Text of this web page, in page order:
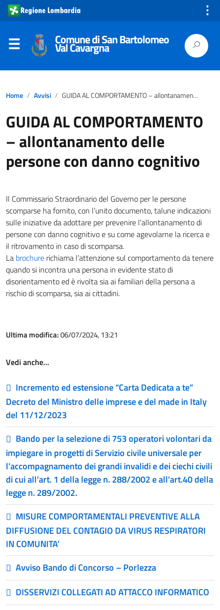
⋮
Comune di San Bartolomeo
Val Cavargna
Home Avvisi GUIDA AL COMPORTAMENTO – allontanamento delle persone con danno cognitivo
GUIDA AL COMPORTAMENTO
– allontanamento delle
persone con danno cognitivo
Il Commissario Straordinario del Governo per le persone
scomparse ha fornito, con l’unito documento, talune indicazioni
sulle iniziative da adottare per prevenire l’allontanamento di
persone con danno cognitivo e su come agevolarne la ricerca e
il ritrovamento in caso di scomparsa.
La brochure richiama l’attenzione sul comportamento da tenere
quando si incontra una persona in evidente stato di
disorientamento ed è rivolta sia ai familiari della persona a
rischio di scomparsa, sia ai cittadini.
Ultima modifica:06/07/2024, 13:21
Vedi anche…
Incremento ed estensione “Carta Dedicata a te”
Decreto del Ministro delle imprese e del made in Italy
del 11/12/2023
Bando per la selezione di 753 operatori volontari da
impiegare in progetti di Servizio civile universale per
l’accompagnamento dei grandi invalidi e dei ciechi civili
di cui all’art. 1 della legge n. 288/2002 e all’art.40 della
legge n. 289/2002.
MISURE COMPORTAMENTALI PREVENTIVE ALLA
DIFFUSIONE DEL CONTAGIO DA VIRUS RESPIRATORI
IN COMUNITA’
Avviso Bando di Concorso – Porlezza
DISSERVIZI COLLEGATI AD ATTACCO INFORMATICO